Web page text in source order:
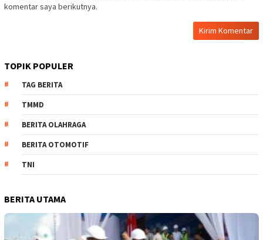
komentar saya berikutnya.
TOPIK POPULER
TAG BERITA
TMMD
BERITA OLAHRAGA
BERITA OTOMOTIF
TNI
BERITA UTAMA